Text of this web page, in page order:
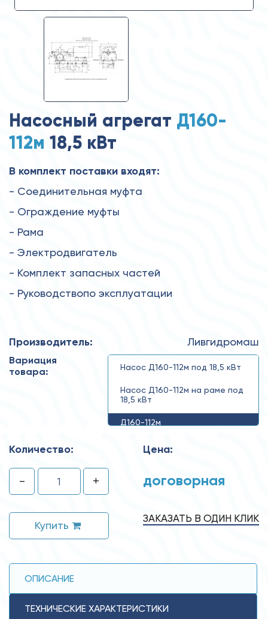
Насосный агрегат Д160-
112м 18,5 кВт
В комплект поставки входят:
- Соединительная муфта
- Ограждение муфты
- Рама
- Электродвигатель
- Комплект запасных частей
- Руководствопо эксплуатации
Производитель: Ливгидромаш
Вариация
товара:
Насос Д160-112м под 18,5 кВт
Насос Д160-112м на раме под
18,5 кВт
Д160-112м
Количество:
- +
Купить
Цена:
договорная
ЗАКАЗАТЬ В ОДИН КЛИК
ОПИСАНИЕ
ТЕХНИЧЕСКИЕ ХАРАКТЕРИСТИКИ